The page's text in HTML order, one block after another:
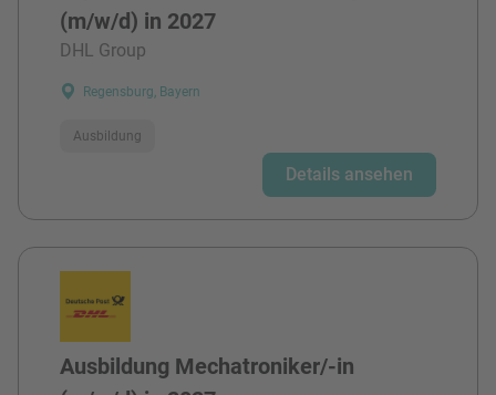
(m/w/d) in 2027
DHL Group
Regensburg, Bayern
Ausbildung
Details ansehen
Ausbildung Mechatroniker/-in